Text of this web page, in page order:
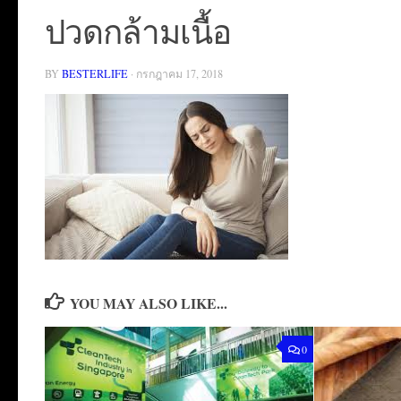
ปวดกล้ามเนื้อ
BY BESTERLIFE · กรกฎาคม 17, 2018
YOU MAY ALSO LIKE...
0